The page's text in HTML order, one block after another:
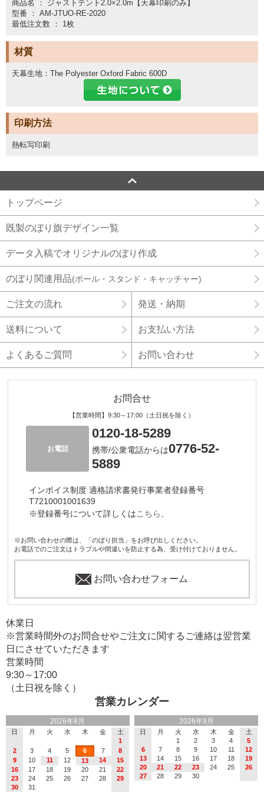
商品名 ： ジャストテント2.0×2.0m【天幕印刷のみ】
型番 ： AM-JTUO-RE-2020
最低注文数 ： 1枚
材質
天幕生地：The Polyester Oxford Fabric 600D
印刷方法
熱転写印刷
トップページ
既製のぼり旗デザイン一覧
データ入稿でオリジナルのぼり作成
のぼり関連用品(ポール・スタンド・キャッチャー)
ご注文の流れ 発送・納期
送料について お支払い方法
よくあるご質問 お問い合わせ
お問合せ
【営業時間】9:30～17:00（土日祝を除く）
お電話
0120-18-5289
携帯/公衆電話からは0776-52-
5889
インボイス制度 適格請求書発行事業者登録番号
T7210001001639
※登録番号について詳しくはこちら。
※お問い合わせの際は、「のぼり担当」をお呼び出しください。
お電話でのご注文はトラブルや間違いを防止する為、受け付けておりません。
お問い合わせフォーム
営業カレンダー
2026年8月
日 月 火 水 木 金
土
1
2
3 4 5 6 7
8
9
10 11 12 13 14
15
16
17 18 19 20 21
22
23
24 25 26 27 28
29
30
31
2026年9月
日 月 火 水 木 金
土
1
2 3 4
5
6
7 8 9 10 11
12
13
14 15 16 17 18
19
20
21 22 23 24 25
26
27
28 29 30
休業日
※営業時間外のお問合せやご注文に関するご連絡は翌営業
日にさせていただきます
営業時間
9:30～17:00
（土日祝を除く）